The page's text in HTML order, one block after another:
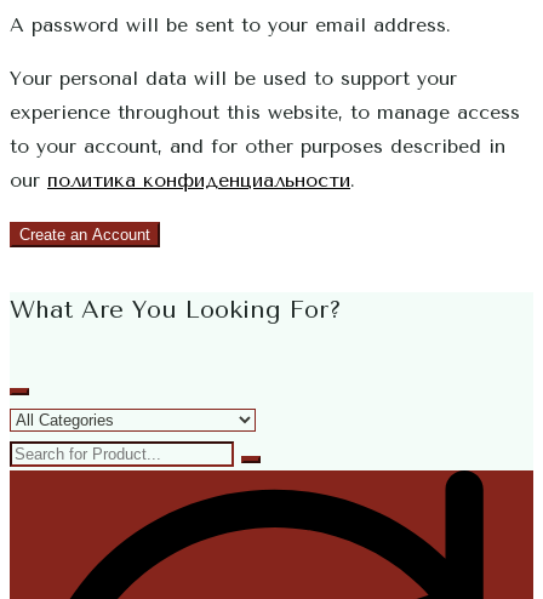
A password will be sent to your email address.
Your personal data will be used to support your
experience throughout this website, to manage access
to your account, and for other purposes described in
our политика конфиденциальности.
Create an Account
What Are You Looking For?